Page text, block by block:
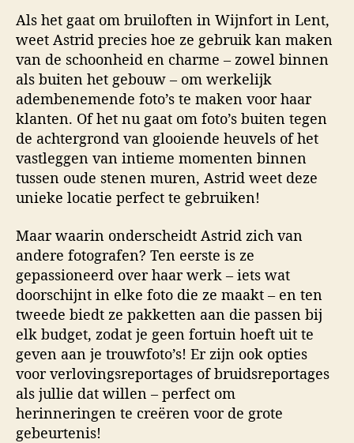
Als het gaat om bruiloften in Wijnfort in Lent,
weet Astrid precies hoe ze gebruik kan maken
van de schoonheid en charme – zowel binnen
als buiten het gebouw – om werkelijk
adembenemende foto’s te maken voor haar
klanten. Of het nu gaat om foto’s buiten tegen
de achtergrond van glooiende heuvels of het
vastleggen van intieme momenten binnen
tussen oude stenen muren, Astrid weet deze
unieke locatie perfect te gebruiken!
Maar waarin onderscheidt Astrid zich van
andere fotografen? Ten eerste is ze
gepassioneerd over haar werk – iets wat
doorschijnt in elke foto die ze maakt – en ten
tweede biedt ze pakketten aan die passen bij
elk budget, zodat je geen fortuin hoeft uit te
geven aan je trouwfoto’s! Er zijn ook opties
voor verlovingsreportages of bruidsreportages
als jullie dat willen – perfect om
herinneringen te creëren voor de grote
gebeurtenis!